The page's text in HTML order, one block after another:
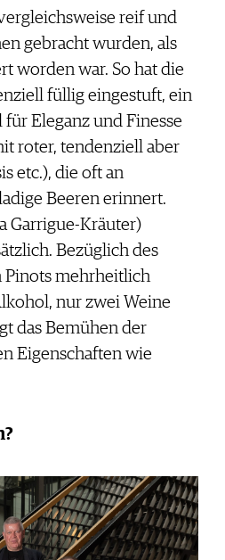
reif und
gebracht wurden, als
worden war. So hat die
füllig eingestuft, ein
Eleganz und Finesse
roter, tendenziell aber
etc.), die oft an
Beeren erinnert.
Garrigue-Kräuter)
Bezüglich des
Pinots mehrheitlich
nur zwei Weine
das Bemühen der
Eigenschaften wie